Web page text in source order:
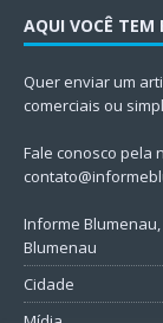
AQUI VOCÊ TEM
Quer enviar um
comerciais ou
Fale conosco pela
Informe
Blumenau
Cidade